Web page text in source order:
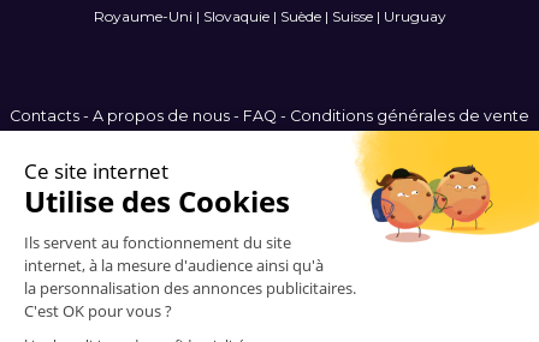
Royaume-Uni | Slovaquie| Suède| Suisse| Uruguay
Contacts - A propos de nous - FAQ - Conditions générales de vente
Plan du site